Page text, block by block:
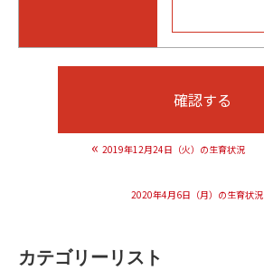
« 2019年12月24日（火）の生育状況
2020年4月6日（月）の生育状況
カテゴリーリスト